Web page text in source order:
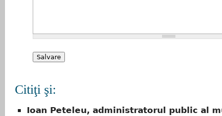
Citiţi şi:
Ioan Peteleu, administratorul public al